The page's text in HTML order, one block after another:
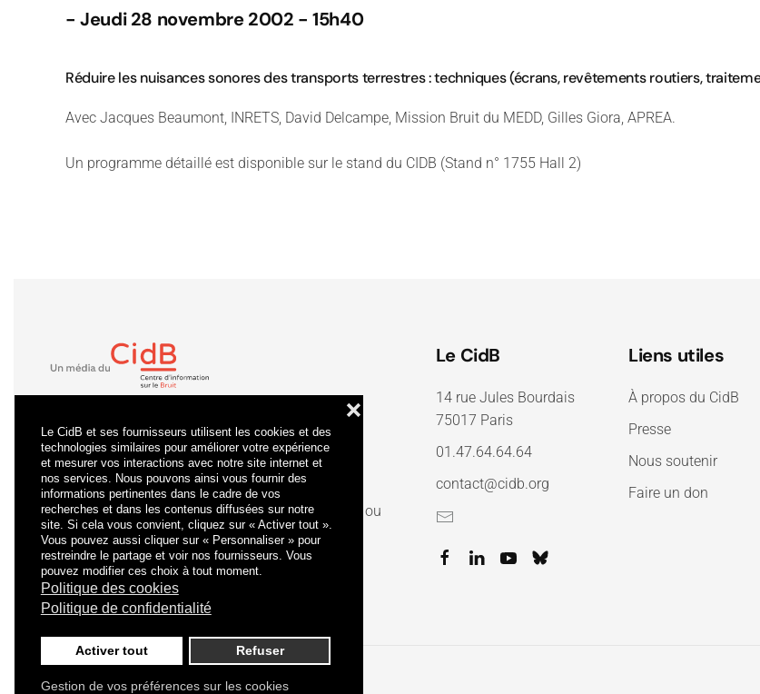
Le CidB et ses fournisseurs utilisent les cookies et des
technologies similaires pour améliorer votre expérience
et mesurer vos interactions avec notre site internet et
nos services. Nous pouvons ainsi vous fournir des
informations pertinentes dans le cadre de vos
recherches et dans les contenus diffusées sur notre
site. Si cela vous convient, cliquez sur « Activer tout ».
Vous pouvez aussi cliquer sur « Personnaliser » pour
restreindre le partage et voir nos fournisseurs. Vous
pouvez modifier ces choix à tout moment.
Politique des cookies
Politique de confidentialité
Activer tout Refuser
❌
Gestion de vos préférences sur les cookies
- Jeudi 28 novembre 2002 - 15h40
Réduire les nuisances sonores des transports terrestres : techniques (écrans, revêtements routiers,
Avec Jacques Beaumont, INRETS, David Delcampe, Mission Bruit du MEDD, Gilles Giora, APREA.
Un programme détaillé est disponible sur le stand du CIDB (Stand n° 1755 Hall 2)
Lacertification qualité a été délivrée au titre de la ou
des catégories d'actions suivantes : actions de
formation.
Le CidB
14 rue Jules Bourdais
75017 Paris
01.47.64.64.64
contact@cidb.org
Liens utiles
À propos du CidB
Presse
Nous soutenir
Faire un don